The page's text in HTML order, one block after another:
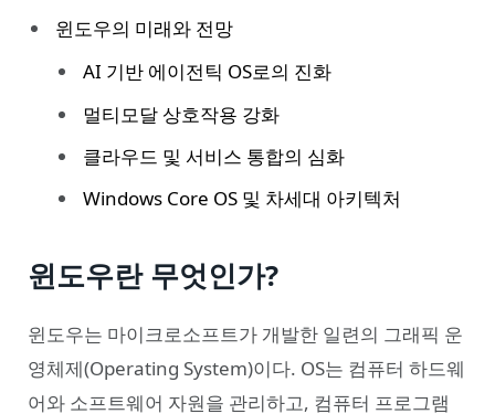
윈도우의 미래와 전망
AI 기반 에이전틱 OS로의 진화
멀티모달 상호작용 강화
클라우드 및 서비스 통합의 심화
Windows Core OS 및 차세대 아키텍처
윈도우란 무엇인가?
윈도우는 마이크로소프트가 개발한 일련의 그래픽 운
영체제(Operating System)이다. OS는 컴퓨터 하드웨
어와 소프트웨어 자원을 관리하고, 컴퓨터 프로그램